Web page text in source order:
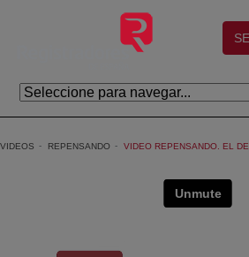
Saltar al contenido principal
VIDEOS REPENSANDO VIDEO REPENSANDO. EL